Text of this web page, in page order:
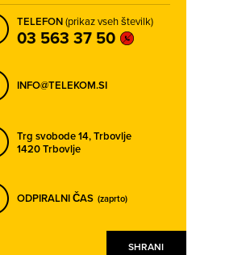
SHRANI
TELEFON(prikaz vseh številk)
03 563 37 50
INFO@TELEKOM.SI
Trg svobode 14,Trbovlje
1420 Trbovlje
ODPIRALNI ČAS (zaprto)